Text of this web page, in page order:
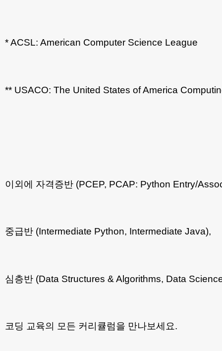
* ACSL: American Computer Science League
** USACO: The United States of America
이외에 자격증반 (PCEP, PCAP: Python Entry/
중급반 (Intermediate Python, Intermediate Java),
심층반 (Data Structures & Algorithms, Data
코딩 교육의 모든 커리큘럼을 만나보세요.